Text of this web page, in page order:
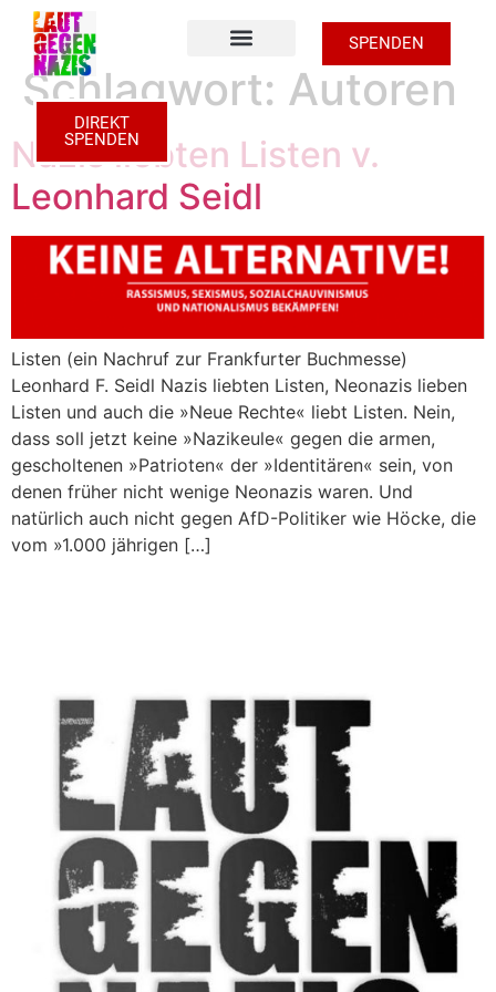
SPENDEN
DIREKT
SPENDEN
Schlagwort: Autoren
Nazis liebten Listen v.
Leonhard Seidl
Listen (ein Nachruf zur Frankfurter Buchmesse)
Leonhard F. Seidl Nazis liebten Listen, Neonazis lieben
Listen und auch die »Neue Rechte« liebt Listen. Nein,
dass soll jetzt keine »Nazikeule« gegen die armen,
gescholtenen »Patrioten« der »Identitären« sein, von
denen früher nicht wenige Neonazis waren. Und
natürlich auch nicht gegen AfD-Politiker wie Höcke, die
vom »1.000 jährigen […]